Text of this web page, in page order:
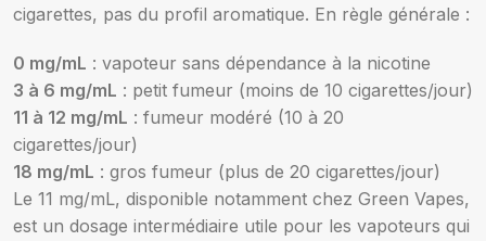
cigarettes, pas du profil aromatique. En règle générale :
0 mg/mL : vapoteur sans dépendance à la nicotine
3 à 6 mg/mL : petit fumeur (moins de 10 cigarettes/jour)
11 à 12 mg/mL : fumeur modéré (10 à 20
cigarettes/jour)
18 mg/mL : gros fumeur (plus de 20 cigarettes/jour)
Le 11 mg/mL, disponible notamment chez Green Vapes,
est un dosage intermédiaire utile pour les vapoteurs qui